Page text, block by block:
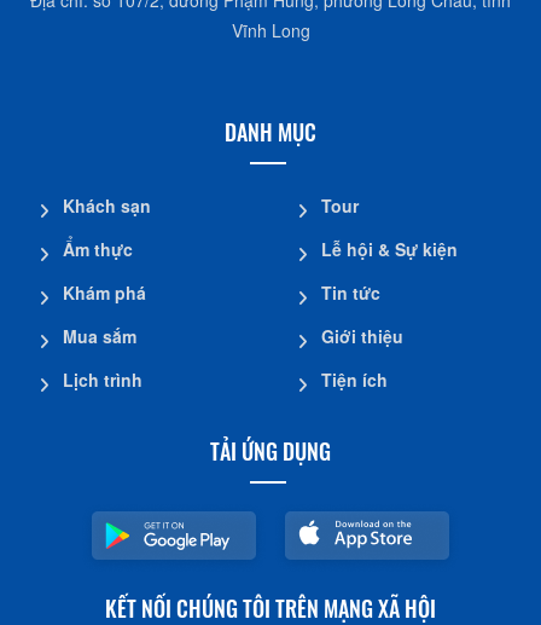
Vĩnh Long
DANH MỤC
Khách sạn
Ẩm thực
Khám phá
Mua sắm
Lịch trình
Tour
Lễ hội & Sự kiện
Tin tức
Giới thiệu
Tiện ích
TẢI ỨNG DỤNG
KẾT NỐI CHÚNG TÔI TRÊN MẠNG XÃ HỘI